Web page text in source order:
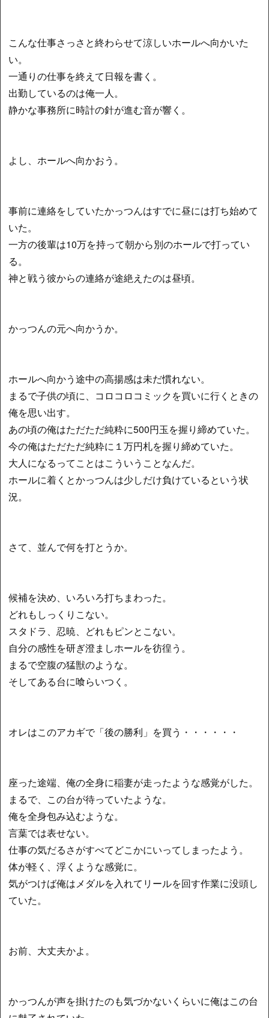
こんな仕事さっさと終わらせて涼しいホールへ向かいた
い。
一通りの仕事を終えて日報を書く。
出勤しているのは俺一人。
静かな事務所に時計の針が進む音が響く。
よし、ホールへ向かおう。
事前に連絡をしていたかっつんはすでに昼には打ち始めて
いた。
一方の後輩は10万を持って朝から別のホールで打ってい
る。
神と戦う彼からの連絡が途絶えたのは昼頃。
かっつんの元へ向かうか。
ホールへ向かう途中の高揚感は未だ慣れない。
まるで子供の頃に、コロコロコミックを買いに行くときの
俺を思い出す。
あの頃の俺はただただ純粋に500円玉を握り締めていた。
今の俺はただただ純粋に１万円札を握り締めていた。
大人になるってことはこういうことなんだ。
ホールに着くとかっつんは少しだけ負けているという状
況。
さて、並んで何を打とうか。
候補を決め、いろいろ打ちまわった。
どれもしっくりこない。
スタドラ、忍暁、どれもピンとこない。
自分の感性を研ぎ澄ましホールを彷徨う。
まるで空腹の猛獣のような。
そしてある台に喰らいつく。
オレはこのアカギで「後の勝利」を買う・・・・・・
座った途端、俺の全身に稲妻が走ったような感覚がした。
まるで、この台が待っていたような。
俺を全身包み込むような。
言葉では表せない。
仕事の気だるさがすべてどこかにいってしまったよう。
体が軽く、浮くような感覚に。
気がつけば俺はメダルを入れてリールを回す作業に没頭し
ていた。
お前、大丈夫かよ。
かっつんが声を掛けたのも気づかないくらいに俺はこの台